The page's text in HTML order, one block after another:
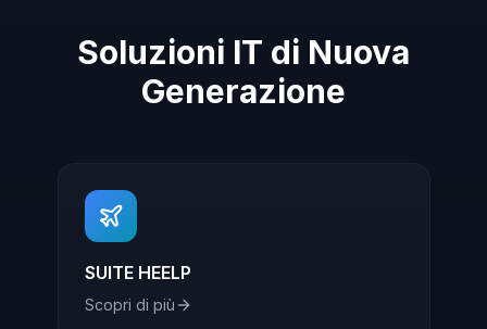
Soluzioni IT di Nuova
Generazione
SUITE HEELP
Scopri di più